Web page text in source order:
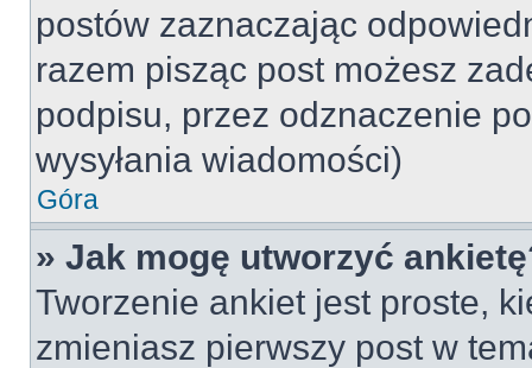
postów zaznaczając
razem pisząc post możesz
podpisu, przez odznaczenie
wysyłania wiadomości)
Góra
» Jak mogę utworzyć
Tworzenie ankiet jest proste,
zmieniasz pierwszy post w